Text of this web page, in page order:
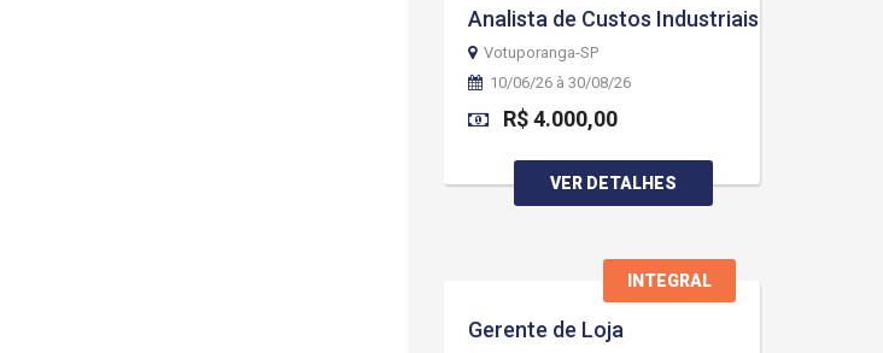
Analista de Custos Industriais
Votuporanga-SP
10/06/26 à 30/08/26
R$ 4.000,00
VER DETALHES
INTEGRAL
Gerente de Loja